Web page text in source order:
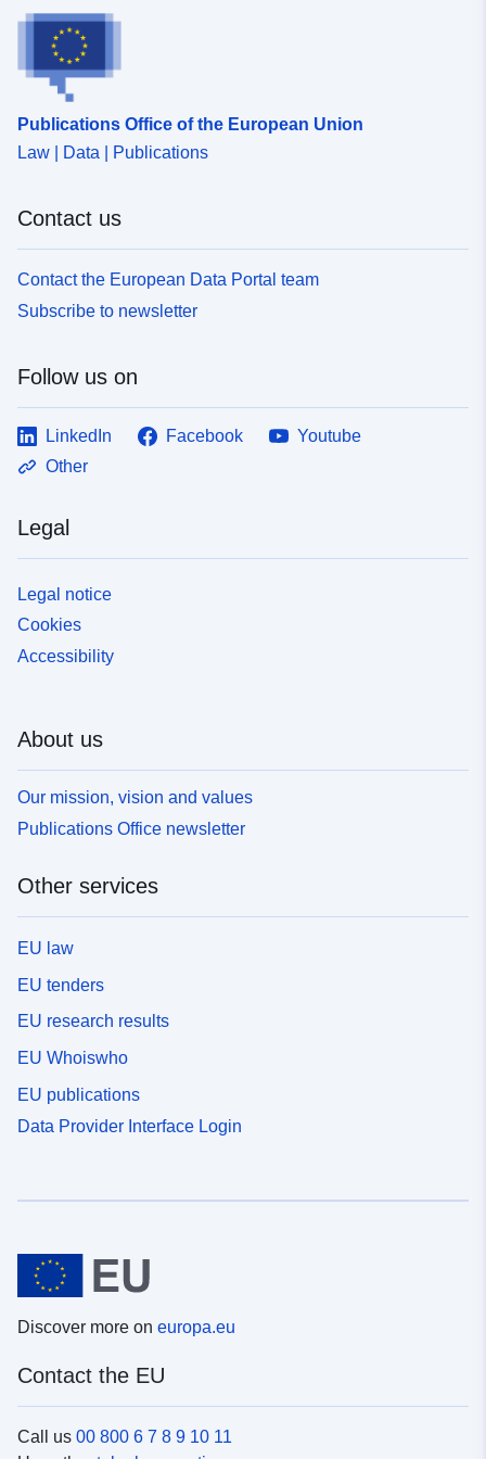
Spatial Resource:
Identifiers:
http://descartes-dev.cete-
uriRef:
http://data.europa.eu/88u/dataset/
Type:
http://inspire.ec.europa.eu/
codelist/SpatialDataServiceType/
Publications Office of the European Union
Law | Data | Publications
Contact us
Contact the European Data Portal team
Subscribe to newsletter
Follow us on
LinkedIn Facebook
Youtube
Other
Legal
Legal notice
Cookies
Accessibility
About us
Our mission, vision and values
Publications Office newsletter
Other services
EU law
EU tenders
EU research results
EU Whoiswho
EU publications
Data Provider Interface Login
Discover more on europa.eu
Contact the EU
Call us 00 800 6 7 8 9 10 11